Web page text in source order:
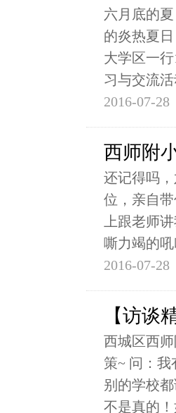
六月底的
的炎热夏
大学区一
习与交流
2016-07-28
西师附
还记得吗
位，亲自
上跟老师
嘶力竭的
2016-07-28
【访谈
西城区西
策~ 问：
别的学校
不是真的